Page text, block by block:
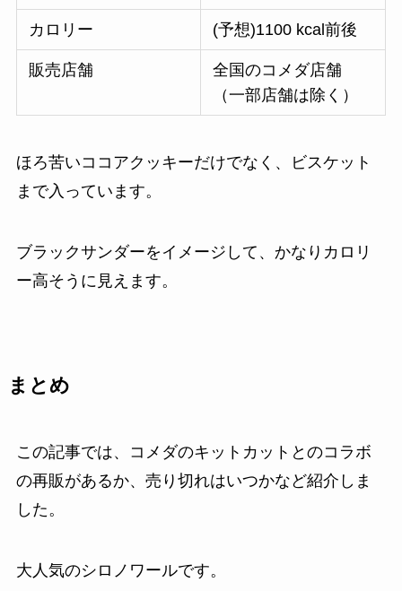
カロリー (予想)1100 kcal前後
販売店舗
全国のコメダ店舗
（一部店舗は除く）
ほろ苦いココアクッキーだけでなく、ビスケット
まで入っています。
ブラックサンダーをイメージして、かなりカロリ
ー高そうに見えます。
まとめ
この記事では、コメダのキットカットとのコラボ
の再販があるか、売り切れはいつかなど紹介しま
した。
大人気のシロノワールです。